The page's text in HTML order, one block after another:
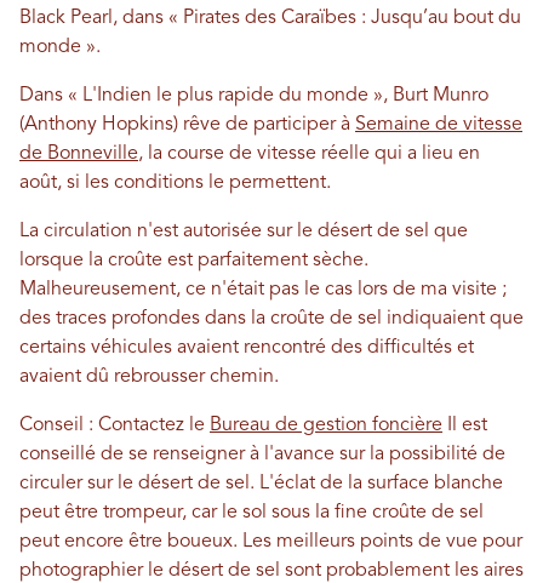
Black Pearl, dans « Pirates des Caraïbes : Jusqu’au bout du
monde ».
Dans « L'Indien le plus rapide du monde », Burt Munro
(Anthony Hopkins) rêve de participer à Semaine de vitesse
de Bonneville, la course de vitesse réelle qui a lieu en
août, si les conditions le permettent.
La circulation n'est autorisée sur le désert de sel que
lorsque la croûte est parfaitement sèche.
Malheureusement, ce n'était pas le cas lors de ma visite ;
des traces profondes dans la croûte de sel indiquaient que
certains véhicules avaient rencontré des difficultés et
avaient dû rebrousser chemin.
Conseil : Contactez le Bureau de gestion foncière Il est
conseillé de se renseigner à l'avance sur la possibilité de
circuler sur le désert de sel. L'éclat de la surface blanche
peut être trompeur, car le sol sous la fine croûte de sel
peut encore être boueux. Les meilleurs points de vue pour
photographier le désert de sel sont probablement les aires